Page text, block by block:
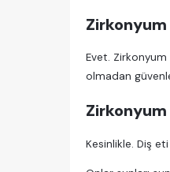
Zirkonyum
Evet.
olmadan
Zirkonyum
Kesinlikle. Diş